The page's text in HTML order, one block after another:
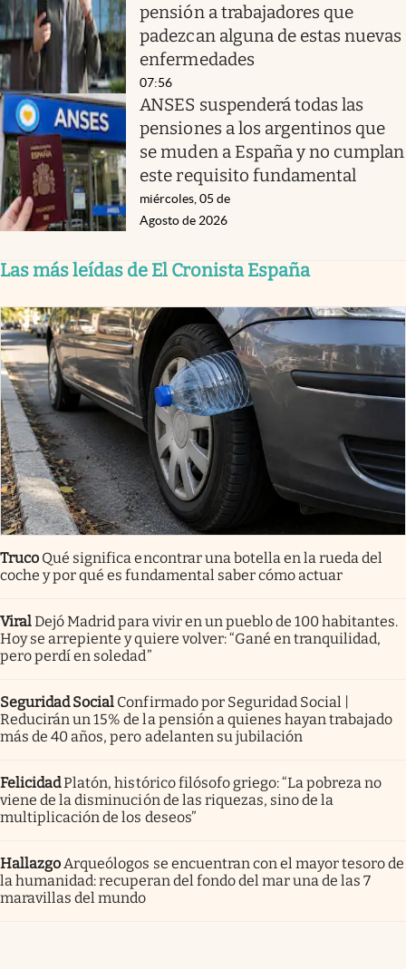
pensión a trabajadores que
padezcan alguna de estas nuevas
enfermedades
07:56
ANSES suspenderá todas las
pensiones a los argentinos que
se muden a España y no cumplan
este requisito fundamental
miércoles, 05 de
Agosto de 2026
Las más leídas de El Cronista España
Truco Qué significa encontrar una botella en la rueda del
coche y por qué es fundamental saber cómo actuar
ViralDejó Madrid para vivir en un pueblo de 100 habitantes.
Hoy se arrepiente y quiere volver: “Gané en tranquilidad,
pero perdí en soledad”
Seguridad Social Confirmado por Seguridad Social |
Reducirán un 15% de la pensión a quienes hayan trabajado
más de 40 años, pero adelanten su jubilación
FelicidadPlatón, histórico filósofo griego: “La pobreza no
viene de la disminución de las riquezas, sino de la
multiplicación de los deseos”
Hallazgo Arqueólogos se encuentran con el mayor tesoro de
la humanidad: recuperan del fondo del mar una de las 7
maravillas del mundo